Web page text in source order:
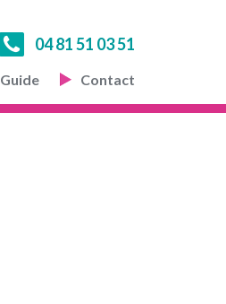
04 81 51 03 51
Guide Contact